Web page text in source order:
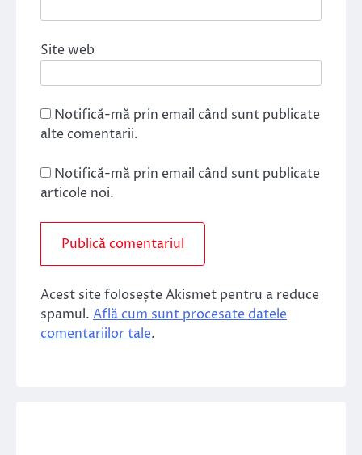
Site web
Notifică-mă prin email când sunt publicate
alte comentarii.
Notifică-mă prin email când sunt publicate
articole noi.
Acest site folosește Akismet pentru a reduce
spamul. Află cum sunt procesate datele
comentariilor tale.